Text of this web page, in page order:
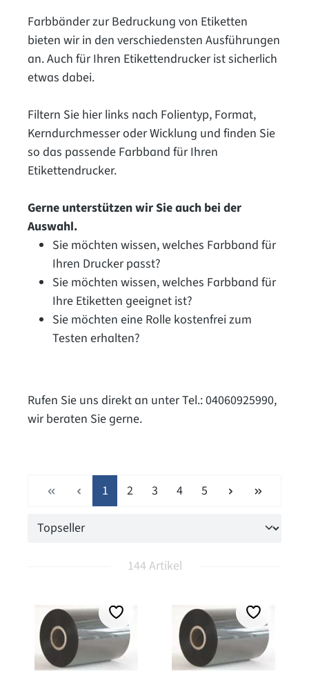
Farbbänder zur Bedruckung von Etiketten
bieten wir in den verschiedensten Ausführungen
an. Auch für Ihren Etikettendrucker ist sicherlich
etwas dabei.
Filtern Sie hier links nach Folientyp, Format,
Kerndurchmesser oder Wicklung und finden Sie
so das passende Farbband für Ihren
Etikettendrucker.
Gerne unterstützen wir Sie auch bei der
Auswahl.
Sie möchten wissen, welches Farbband für
Ihren Drucker passt?
Sie möchten wissen, welches Farbband für
Ihre Etiketten geeignet ist?
Sie möchten eine Rolle kostenfrei zum
Testen erhalten?
Rufen Sie uns direkt an unter Tel.: 04060925990,
wir beraten Sie gerne.
Seite
1 Seite
2 Seite
3 Seite
4 Seite
5
144 Artikel